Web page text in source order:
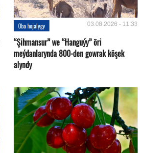
Oba hojalygy 03.08.2026 - 11:33
“Şihmansur” we “Hanguýy” öri
meýdanlarynda 800-den gowrak köşek
alyndy